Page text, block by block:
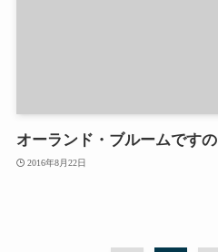
オーランド・ブルームですの
2016年8月22日